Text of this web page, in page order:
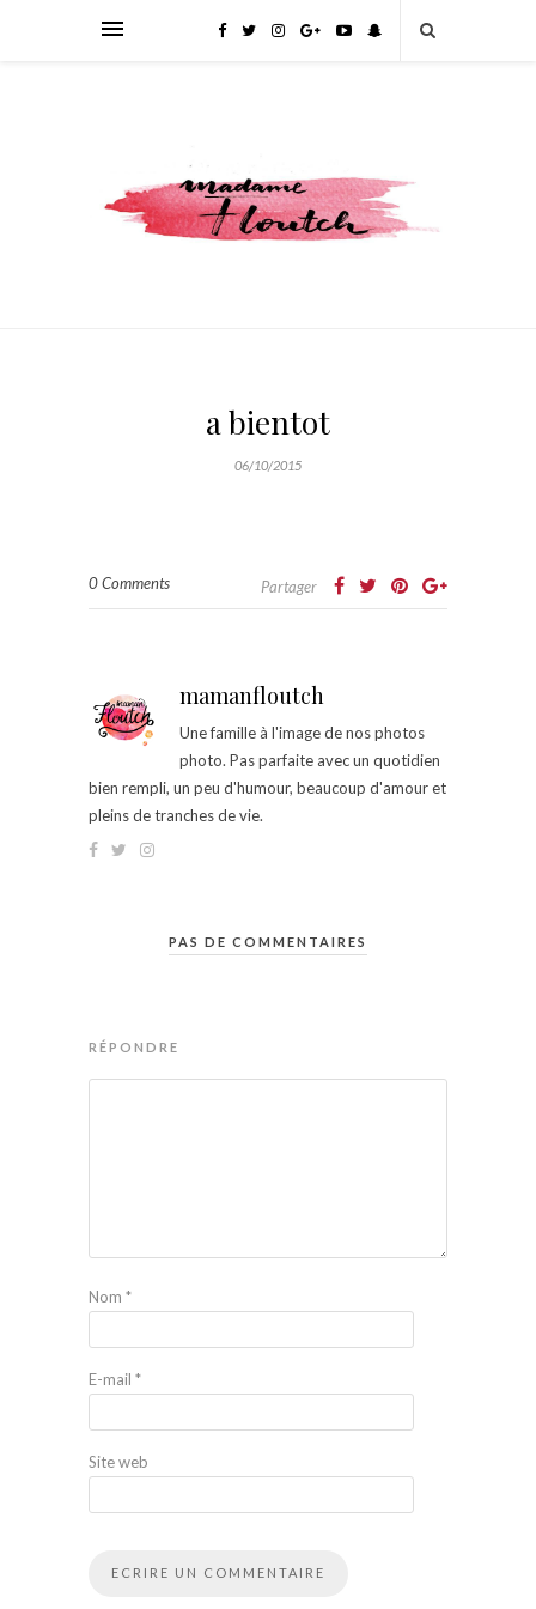
a bientot
06/10/2015
0 Comments Partager
mamanfloutch
Une famille à l'image de nos photos
photo. Pas parfaite avec un quotidien
bien rempli, un peu d'humour, beaucoup d'amour et
pleins de tranches de vie.
PAS DE COMMENTAIRES
RÉPONDRE
Nom *
E-mail *
Site web